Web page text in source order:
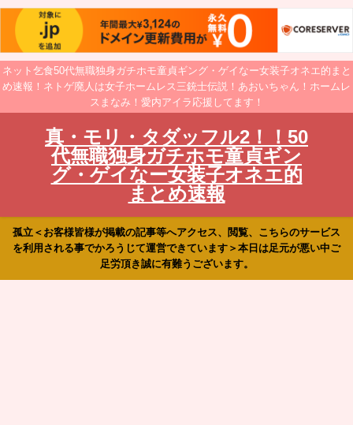
ネット乞食50代無職独身ガチホモ童貞ギング・ゲイなー女装子オネエ的まと
め速報！ネトゲ廃人は女子ホームレス三銃士伝説！あおいちゃん！ホームレ
スまなみ！愛内アイラ応援してます！
真・モリ・タダッフル2！！50
代無職独身ガチホモ童貞ギン
グ・ゲイなー女装子オネエ的
まとめ速報
孤立＜お客様皆様が掲載の記事等へアクセス、閲覧、こちらのサービス
を利用される事でかろうじて運営できています＞本日は足元が悪い中ご
足労頂き誠に有難うございます。